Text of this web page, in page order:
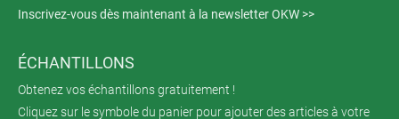
Inscrivez-vous dès maintenant à la newsletter OKW >>
ÉCHANTILLONS
Obtenez vos échantillons gratuitement !
Cliquez sur le symbole du panier pour ajouter des articles à votre